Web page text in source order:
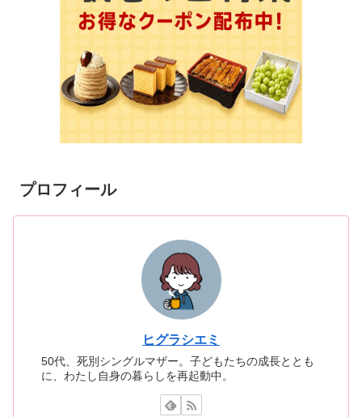
プロフィール
ヒグラシエミ
50代、死別シングルマザー。子どもたちの成長ととも
に、わたし自身の暮らしを再起動中。